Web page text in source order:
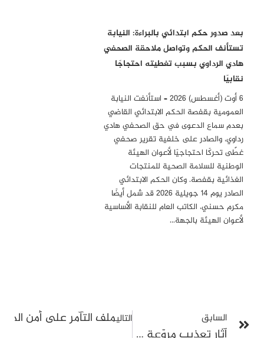
بعد صدور حكم ابتدائي بالبراءة: النيابة
تستأنف الحكم وتواصل ملاحقة الصحفي
هادي الرداوي بسبب تغطيته احتجاجًا
نقابيًا
6 أوت (أغسطس) 2026 – استأنفت النيابة
العمومية بقفصة الحكم الابتدائي القاضي
بعدم سماع الدعوى في حق الصحفي هادي
رداوي، والصادر على خلفية تقرير صحفي
غطّى تحركًا احتجاجيًا لأعوان الهيئة
الوطنية للسلامة الصحية للمنتجات
الغذائية بقفصة. وكان الحكم الابتدائي
الصادر يوم 14 جويلية 2026 قد شمل أيضًا
مكرم حسني، الكاتب العام للنقابة الأساسية
لأعوان الهيئة بالجهة…
السابق التاليملف التآمر على أمن الدولة 2: قضية مبنية على شهادة واحدة محجوبة ومتضاربة بين شخصيات لا